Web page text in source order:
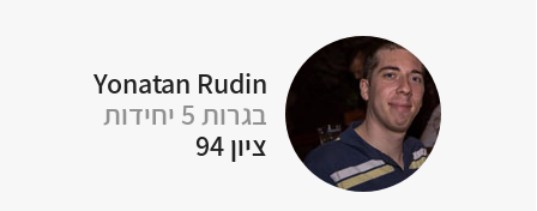
Yonatan Rudin
בגרות 5 יחידות
ציון 94